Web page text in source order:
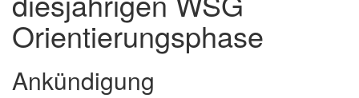
Orientierungsphase
Ankündigung